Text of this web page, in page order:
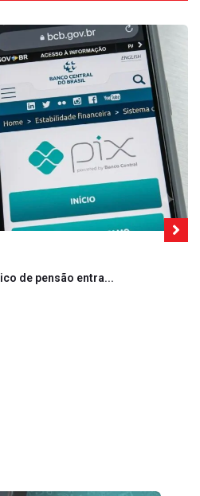
de pensão entra...